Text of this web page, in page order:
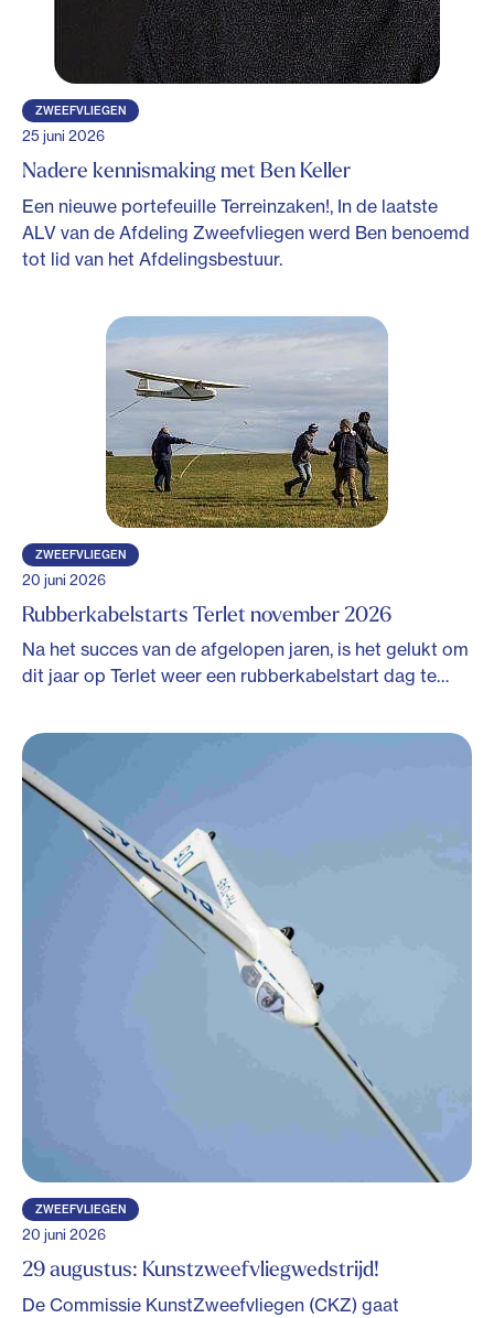
ZWEEFVLIEGEN
25 juni 2026
Nadere kennismaking met Ben Keller
Een nieuwe portefeuille Terreinzaken!, In de laatste
ALV van de Afdeling Zweefvliegen werd Ben benoemd
tot lid van het Afdelingsbestuur.
ZWEEFVLIEGEN
20 juni 2026
Rubberkabelstarts Terlet november 2026
Na het succes van de afgelopen jaren, is het gelukt om
dit jaar op Terlet weer een rubberkabelstart dag te…
ZWEEFVLIEGEN
20 juni 2026
29 augustus: Kunstzweefvliegwedstrijd!
De Commissie KunstZweefvliegen (CKZ) gaat